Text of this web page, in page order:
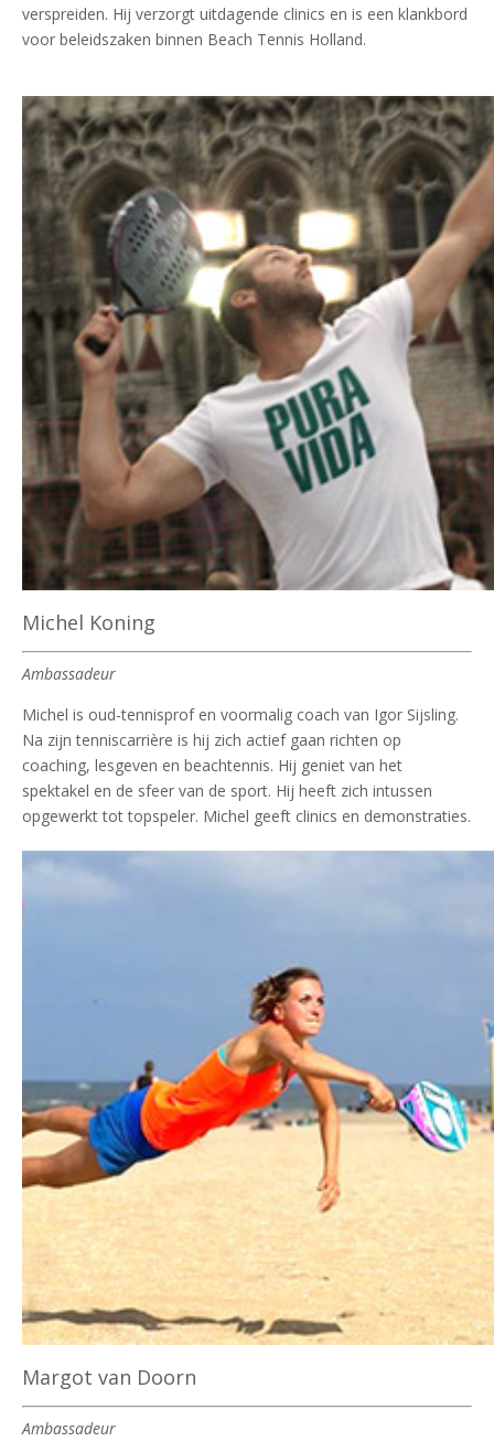
verspreiden. Hij verzorgt uitdagende clinics en is een klankbord
voor beleidszaken binnen Beach Tennis Holland.
Michel Koning
Ambassadeur
Michel is oud-tennisprof en voormalig coach van Igor Sijsling.
Na zijn tenniscarrière is hij zich actief gaan richten op
coaching, lesgeven en beachtennis. Hij geniet van het
spektakel en de sfeer van de sport. Hij heeft zich intussen
opgewerkt tot topspeler. Michel geeft clinics en demonstraties.
Margot van Doorn
Ambassadeur